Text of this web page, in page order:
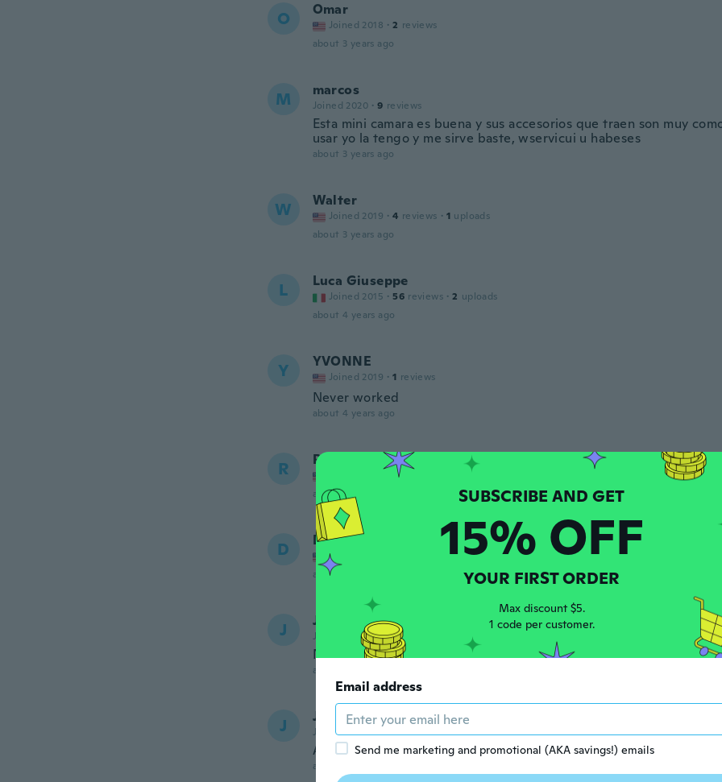
O Omar
Joined 2018 · 2 reviews
about 3 years ago
M marcos
Joined 2020 · 9 reviews
Esta mini camara es buena y sus accesorios que traen son muy
usar yo la tengo y me sirve baste, wservicui u habeses
about 3 years ago
W Walter
Joined 2019 · 4 reviews · 1 uploads
about 3 years ago
L Luca Giuseppe
Joined 2015 · 56 reviews · 2 uploads
about 4 years ago
Y YVONNE
Joined 2019 · 1 reviews
Never worked
about 4 years ago
R Rxtasy8
24
uploads
about 4 years ago
D Delvi
Joined 2021
about 4 years ago
J Juan
Joined 2020 · 49 reviews uploads
No me gusto la bataria se descarga muy rapido
about 4 years ago
J Jeffrey
Joined 2021 · 22 reviews · 12 uploads
Arrived on time just have to figure out how to work it lol. Won't be
about 4 years ago
15% OFF
YOUR FIRST ORDER
Max discount $5.
1 code per customer.
Email address
Send me marketing and promotional (AKA savings!) emails